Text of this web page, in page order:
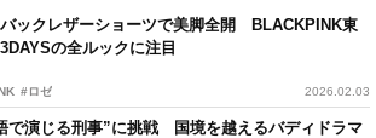
バックレザーショーツで美脚全開 BLACKPINK東
の全ルックに注目
#ロゼ 2026.02.03
で演じる刑事”に挑戦 国境を越えるバディドラマ